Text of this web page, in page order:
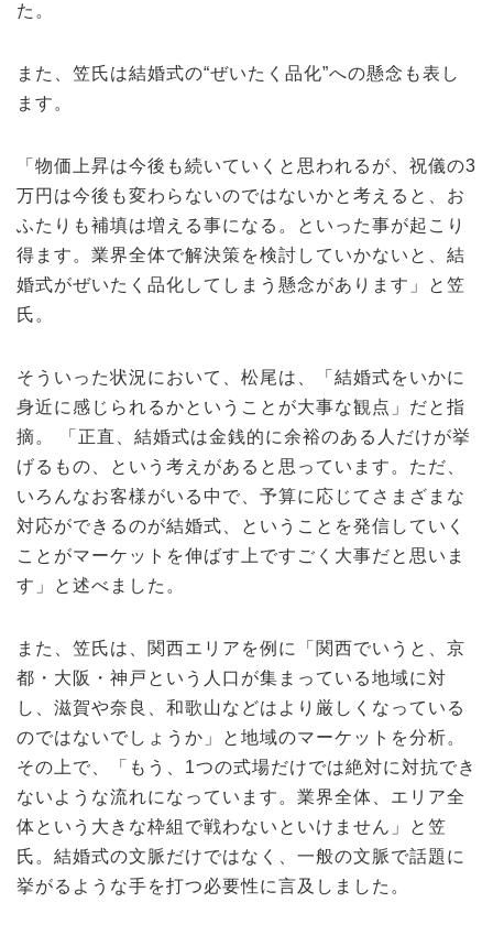
た。
また、笠氏は結婚式の“ぜいたく品化”への懸念も表し
ます。
「物価上昇は今後も続いていくと思われるが、祝儀の3
万円は今後も変わらないのではないかと考えると、お
ふたりも補填は増える事になる。といった事が起こり
得ます。業界全体で解決策を検討していかないと、結
婚式がぜいたく品化してしまう懸念があります」と笠
氏。
そういった状況において、松尾は、「結婚式をいかに
身近に感じられるかということが大事な観点」だと指
摘。 「正直、結婚式は金銭的に余裕のある人だけが挙
げるもの、という考えがあると思っています。ただ、
いろんなお客様がいる中で、予算に応じてさまざまな
対応ができるのが結婚式、ということを発信していく
ことがマーケットを伸ばす上ですごく大事だと思いま
す」と述べました。
また、笠氏は、関西エリアを例に「関西でいうと、京
都・大阪・神戸という人口が集まっている地域に対
し、滋賀や奈良、和歌山などはより厳しくなっている
のではないでしょうか」と地域のマーケットを分析。
その上で、「もう、1つの式場だけでは絶対に対抗でき
ないような流れになっています。業界全体、エリア全
体という大きな枠組で戦わないといけません」と笠
氏。結婚式の文脈だけではなく、一般の文脈で話題に
挙がるような手を打つ必要性に言及しました。